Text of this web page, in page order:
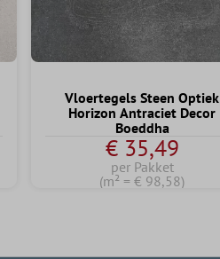
Vloertegels Steen Optiek
Horizon Antraciet Decor
Boeddha
€ 35,49
per Pakket
(m² = € 98,58)